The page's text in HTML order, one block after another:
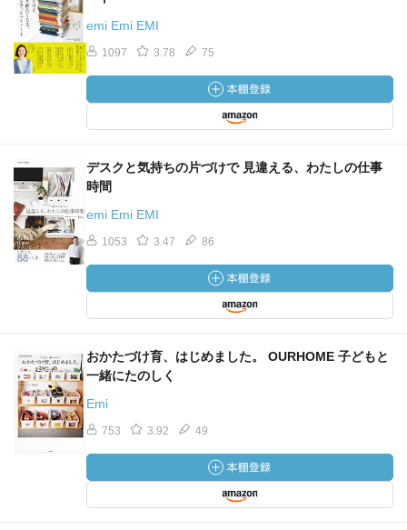
emi Emi EMI
1097 3.78 75
デスクと気持ちの片づけで 見違える、わたしの仕事
時間
emi Emi EMI
1053 3.47 86
おかたづけ育、はじめました。 OURHOME 子どもと
一緒にたのしく
Emi
753 3.92 49